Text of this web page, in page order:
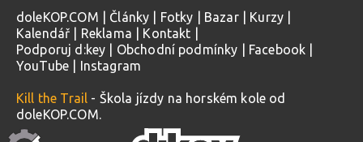
doleKOP.COM Články Fotky Bazar| Kurzy
Kalendář
Reklama Kontakt
Podporuj d:key
Obchodní podmínky Facebook
YouTube
Instagram
Kill the Trail - Škola jízdy na horském kole od
doleKOP.COM.